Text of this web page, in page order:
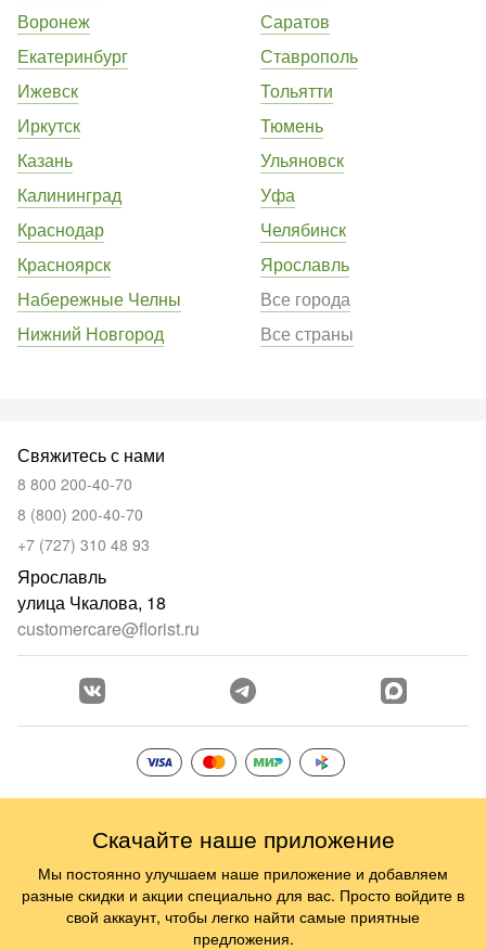
Воронеж
Екатеринбург
Ижевск
Иркутск
Казань
Калининград
Краснодар
Красноярск
Набережные Челны
Нижний Новгород
Саратов
Ставрополь
Тольятти
Тюмень
Ульяновск
Уфа
Челябинск
Ярославль
Все города
Все страны
Свяжитесь с нами
8 800 200-40-70
8 (800) 200-40-70
+7 (727) 310 48 93
Ярославль
улица Чкалова, 18
customercare@florist.ru
Скачайте наше приложение
Мы постоянно улучшаем наше приложение и добавляем
разные скидки и акции специально для вас. Просто войдите в
свой аккаунт, чтобы легко найти самые приятные
предложения.